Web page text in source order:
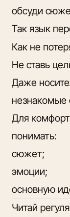
обсуди
Так язык
Как не
Не ставь
Даже
незнакомые
Для
понимать:
сюжет;
эмоции;
основную
Читай